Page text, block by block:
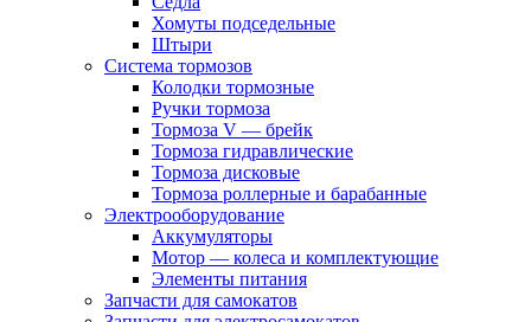
Хомуты подседельные
Штыри
Система тормозов
Колодки тормозные
Ручки тормоза
Тормоза V — брейк
Тормоза гидравлические
Тормоза дисковые
Тормоза роллерные и барабанные
Электрооборудование
Аккумуляторы
Мотор — колеса и комплектующие
Элементы питания
Запчасти для самокатов